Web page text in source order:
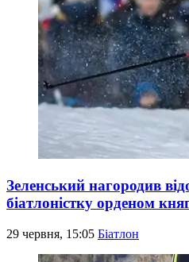
Зеленський нагородив
біатлоністку орденом
29 червня, 15:05 Біатлон